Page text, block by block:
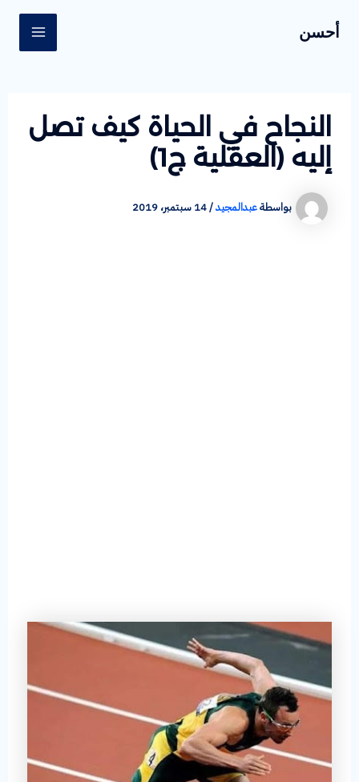
أحسن
MAIN
MENU
النجاح في الحياة كيف تصل
إليه (العقلية ج1)
بواسطةعبدالمجيد/14 سبتمبر، 2019